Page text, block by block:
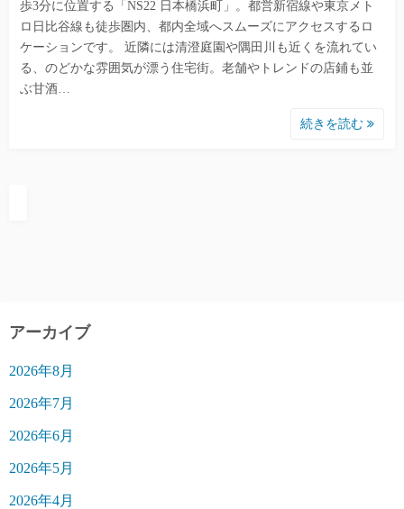
歩3分に位置する「NS22 日本橋浜町」。都営新宿線や東京メト
ロ日比谷線も徒歩圏内、都内全域へスムーズにアクセスするロ
ケーションです。 近隣には清澄庭園や隅田川も近くを流れてい
る、のどかな雰囲気が漂う住宅街。老舗やトレンドの店鋪も並
ぶ甘酒…
続きを読む
アーカイブ
2026年8月
2026年7月
2026年6月
2026年5月
2026年4月